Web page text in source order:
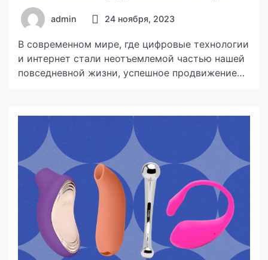
admin 24 ноября, 2023
В современном мире, где цифровые технологии
и интернет стали неотъемлемой частью нашей
повседневной жизни, успешное продвижение
предприятия, вы, возможно, задаетесь
вопросом: «Почему мне нужно инвестировать в
качественное продвижение https://www.foxy-
it.com.ua/ в Интернете?» Давайте рассмотрим
несколько убедительных причин, почему это
стоит сделать. Мировой рынок Интернет не
имеет границ, […]